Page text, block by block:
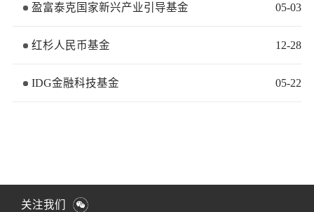
盈富泰克国家新兴产业引导基金 05-03
红杉人民币基金 12-28
IDG金融科技基金 05-22
关注我们